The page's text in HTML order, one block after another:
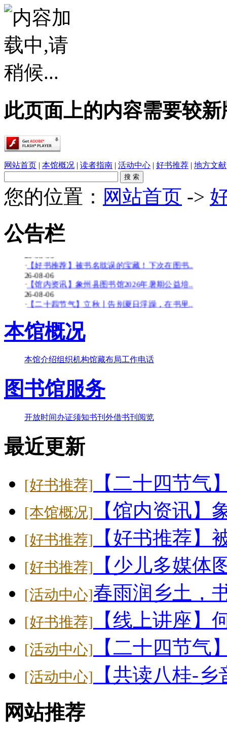
此页面上的内容需要较
网站首页 | 本馆概况 | 读者指南 | 活动中心 | 好书推荐 | 地方文献
您的位置： 网站首页 ->
公告栏
春雨润乡土，书香伴童行——象州县文化广电..
26-08-06
【少儿多媒体图书馆】背了八百遍《出师表》..
·【好书推荐】被书名耽误的宝藏！下次在图书..
26-08-06
·【馆内资讯】象州县图书馆2026年暑期公益培..
26-08-06
【二十四节气】立秋丨告别夏日浮躁，在书里..
【少儿多媒体图书馆】边画边学！超有趣的少..
26-07-20
·【暑期公益培训班】象州县图书馆2026年暑期..
·【好书推荐】大暑天容易犯困？这些“烧脑”..
·【共读八桂-乡音童韵】广西桂林图书馆“共读..
26-07-20
·【二十四节气】大暑-_-大暑至-夏更浓
本馆概况
本馆介绍组织机构馆藏布局工作电话
图书馆服务
开放时间办证须知书刊外借书刊阅览
最近更新
[好书推荐] 【二十四节气
[本馆概况] 【馆内资讯】
[好书推荐] 【好书推荐】
[好书推荐] 【少儿多媒体
[活动中心]春雨润乡土
[好书推荐] 【线上讲座】
[活动中心] 【二十四节气
[活动中心] 【共读八桂-
网站推荐